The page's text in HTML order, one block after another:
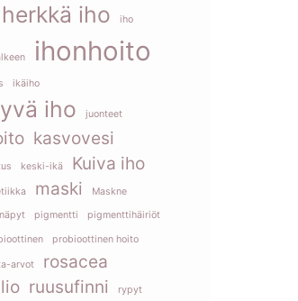
herkkä iho iho
ihonhoito
ikäiho
iho juonteet
kasvovesi
keski-ikä Kuiva iho
maski
Maskne
näpyt pigmentti pigmenttihäiriöt
probioottinen hoito
arvot
rosacea
ruusufinni rypyt